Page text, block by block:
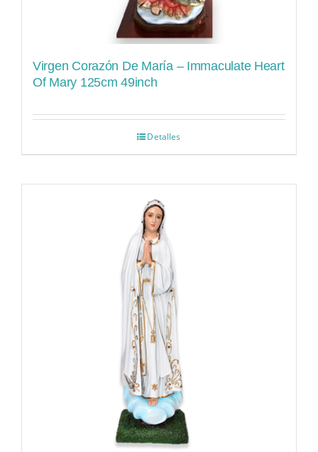
Virgen Corazón De María – Immaculate Heart
Of Mary 125cm 49inch
Detalles